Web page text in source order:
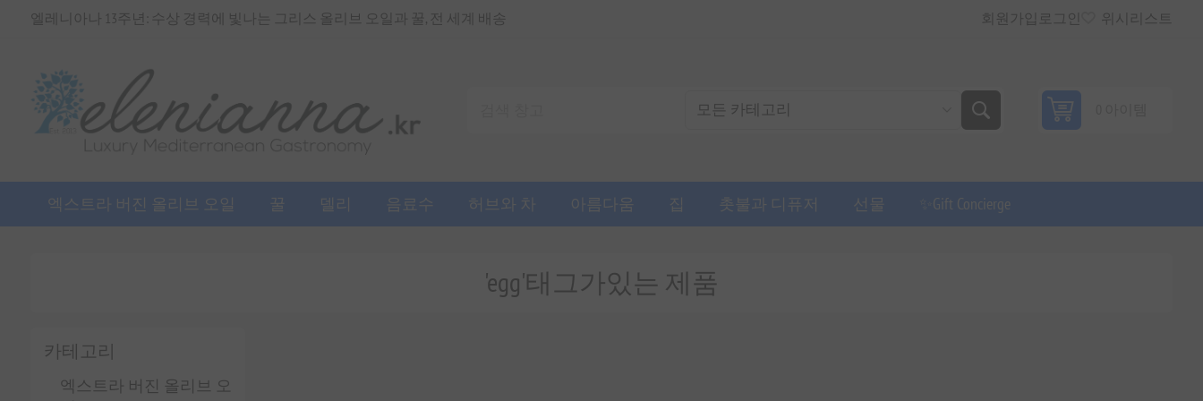
엘레니아나 13주년: 수상 경력에 빛나는 그리스 올리브 오일과 꿀, 전 세계 배송 회원가입 로그인 위시리스트
엑스트라 버진 올리브 오일 꿀 델리 음료수 허브와 차 아름다움 집 촛불과 디퓨저 선물 ✨Gift Concierge
카테고리
엑스트라 버진 올리브 오
'egg'태그가있는 제품